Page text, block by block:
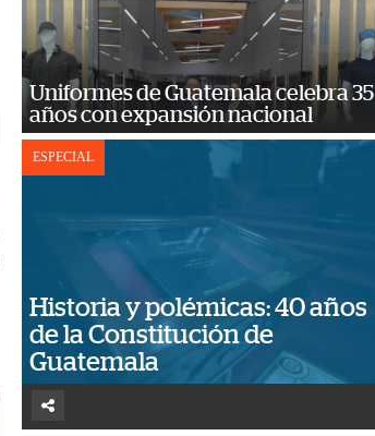
Uniformes de Guatemala celebra 35
años con expansión nacional
ESPECIAL
Historia y polémicas: 40 años
de la Constitución de
Guatemala